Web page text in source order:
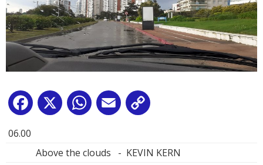
Facebook
X WhatsApp
Email
06.00
Above the clouds - KEVIN KERN